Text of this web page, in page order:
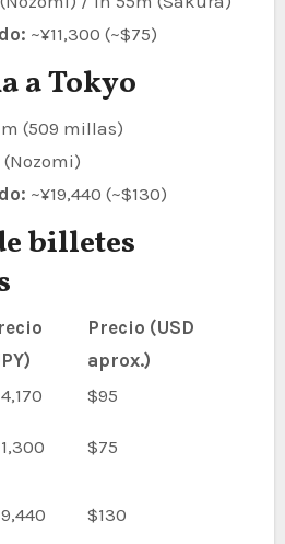
~¥11,300 (~$75)
a Tokyo
(509 millas)
~¥19,440 (~$130)
billetes
Precio (USD
aprox.)
$95
$75
$130